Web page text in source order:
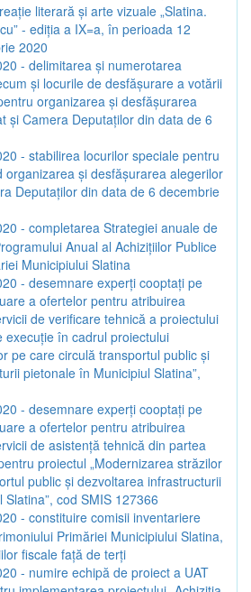
literară și arte vizuale „Slatina.
- ediția a IX=a, în perioada 12
2020
- delimitarea și numerotarea
și locurile de desfășurare a votării
organizarea și desfășurarea
și Camera Deputaților din data de 6
- stabilirea locurilor speciale pentru
organizarea și desfășurarea alegerilor
Deputaților din data de 6 decembrie
- completarea Strategiei anuale de
Anual al Achizițiilor Publice
Municipiului Slatina
- desemnare experți cooptați pe
a ofertelor pentru atribuirea
de verificare tehnică a proiectului
execuție în cadrul proiectului
pe care circulă transportul public și
pietonale în Municipiul Slatina”,
- desemnare experți cooptați pe
a ofertelor pentru atribuirea
de asistență tehnică din partea
proiectul „Modernizarea străzilor
public și dezvoltarea infrastructurii
cod SMIS 127366
- constituire comisii inventariere
Primăriei Municipiului Slatina,
fiscale față de terți
- numire echipă de proiect a UAT